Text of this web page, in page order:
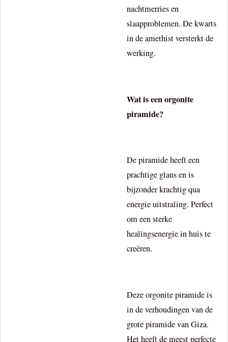
nachtmerries en
slaapproblemen. De kwarts
in de amethist versterkt de
werking.
Wat is een orgonite
piramide?
De piramide heeft een
prachtige glans en is
bijzonder krachtig qua
energie uitstraling. Perfect
om een sterke
healingsenergie in huis te
creëren.
Deze orgonite piramide is
in de verhoudingen van de
grote piramide van Giza.
Het heeft de meest perfecte